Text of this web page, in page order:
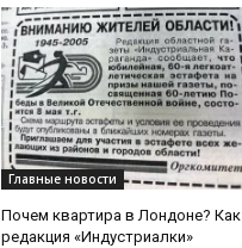
Главные новости
Почем квартира в Лондоне? Как
редакция «Индустриалки»